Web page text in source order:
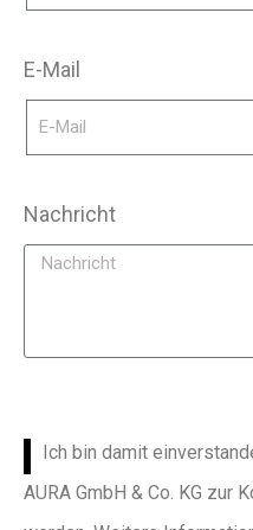
E-Mail
Nachricht
Ich bin damit
AURA GmbH & Co. KG zur